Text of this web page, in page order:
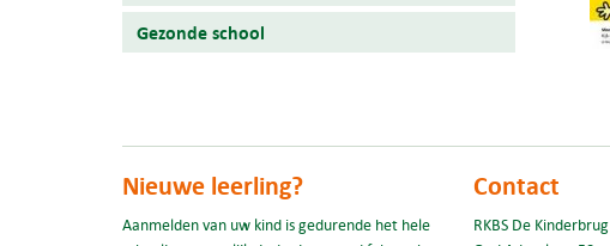
Gezonde school
Nieuwe leerling?
Aanmelden van uw kind is gedurende het hele
Contact
RKBS De Kinderbrug